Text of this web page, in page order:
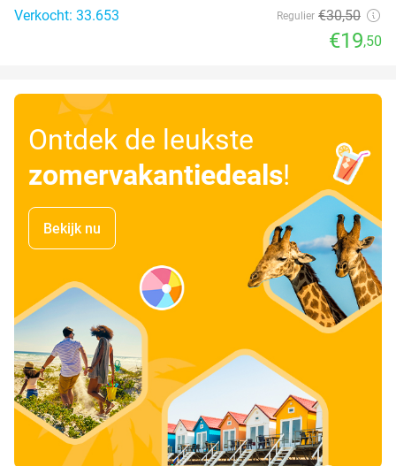
Verkocht: 33.653
Regulier €30,50
€19,50
Ontdek de leukste
zomervakantiedeals!
Bekijk nu